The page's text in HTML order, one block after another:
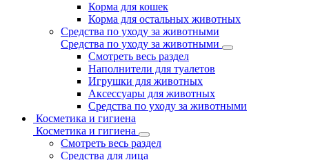
Корма для кошек
Корма для остальных животных
Средства по уходу за животными
Средства по уходу за животными
Смотреть весь раздел
Наполнители для туалетов
Игрушки для животных
Аксессуары для животных
Средства по уходу за животными
Косметика и гигиена
Косметика и гигиена
Смотреть весь раздел
Средства для лица